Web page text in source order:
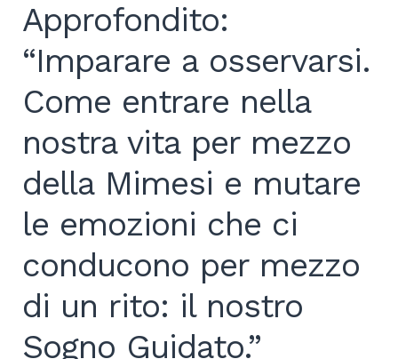
Approfondito:
“Imparare a osservarsi.
Come entrare nella
nostra vita per mezzo
della Mimesi e mutare
le emozioni che ci
conducono per mezzo
di un rito: il nostro
Sogno Guidato.”